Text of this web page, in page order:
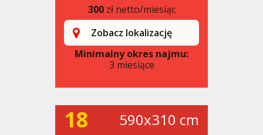
300zł netto/miesiąc
Zobacz lokalizację
Minimalny okres najmu:
3 miesiące
18 590x310 cm